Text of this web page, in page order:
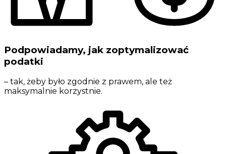
Podpowiadamy, jak zoptymalizować
podatki
– tak, żeby było zgodnie z prawem, ale też
maksymalnie korzystnie.